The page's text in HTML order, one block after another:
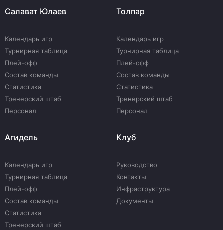
Салават Юлаев
Календарь игр
Турнирная таблица
Плей-офф
Состав команды
Статистика
Тренерский штаб
Персонал
Толпар
Календарь игр
Турнирная таблица
Плей-офф
Состав команды
Статистика
Тренерский штаб
Персонал
Агидель
Календарь игр
Турнирная таблица
Плей-офф
Состав команды
Статистика
Тренерский штаб
Клуб
Руководство
Контакты
Инфраструктура
Документы